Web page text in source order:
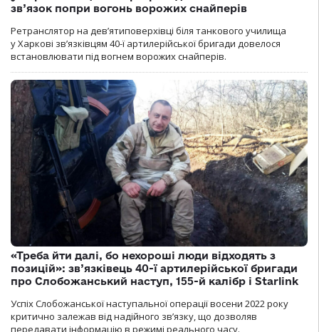
зв’язок попри вогонь ворожих снайперів
Ретранслятор на дев’ятиповерхівці біля танкового училища
у Харкові зв’язківцям 40-ї артилерійської бригади довелося
встановлювати під вогнем ворожих снайперів.
«Треба йти далі, бо нехороші люди відходять з
позицій»: зв’язківець 40-ї артилерійської бригади
про Слобожанський наступ, 155-й калібр і Starlink
Успіх Слобожанської наступальної операції восени 2022 року
критично залежав від надійного зв’язку, що дозволяв